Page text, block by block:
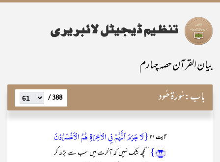
بیان القرآن حصہ چہارم
باب:سُورۃ ھُود 388 /
آیت ۲۲
{لَا جَرَمَ اَنَّہُمۡ فِی الۡاٰخِرَۃِ ہُمُ الۡاَخۡسَرُوۡنَ
﴿۲۲﴾}
’’کچھ شک نہیں کہ آخرت میں سب سے بڑھ کر